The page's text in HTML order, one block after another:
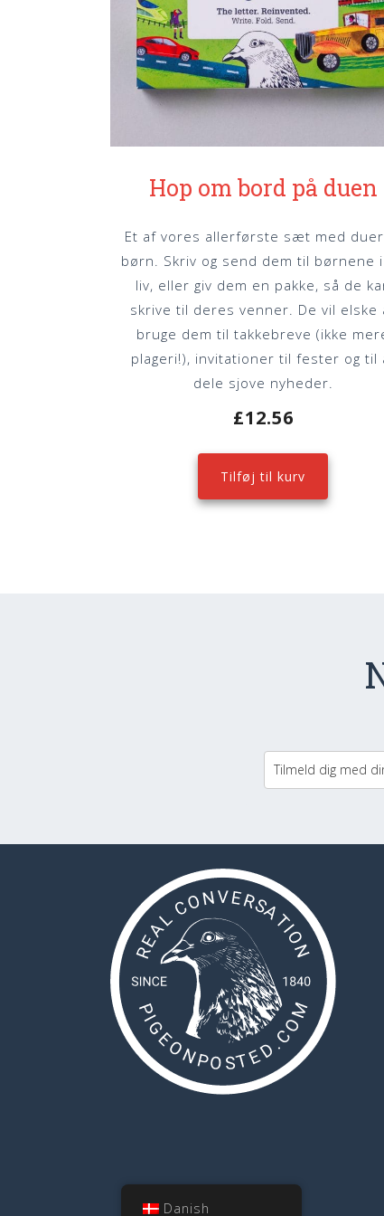
Hop om bord på duen
Et af vores allerførste sæt med
børn. Skriv og send dem til børnene
liv, eller giv dem en pakke, så de
skrive til deres venner. De vil elske
bruge dem til takkebreve (ikke
plageri!), invitationer til fester og til
dele sjove nyheder.
£12.56
Tilføj til kurv
Danish